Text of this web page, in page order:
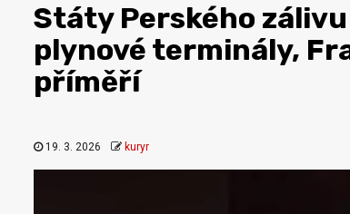
Státy Perského
plynové terminály,
příměří
19. 3. 2026 kuryr